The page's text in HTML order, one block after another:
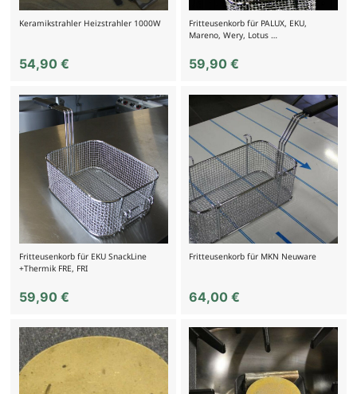
Keramikstrahler Heizstrahler 1000W
54,90 €
Fritteusenkorb für PALUX, EKU,
Mareno, Wery, Lotus …
59,90€
Fritteusenkorb für EKU SnackLine
+Thermik FRE, FRI
59,90 €
Fritteusenkorb für MKN Neuware
64,00€